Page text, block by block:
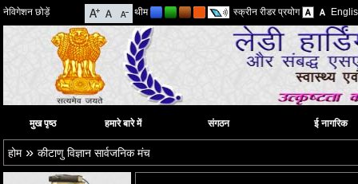
नेविगेशन छोड़ें थीम स्क्रीन रीडर प्रयोग
मुख पृष्ठ हमारे बारे में संगठन ई नागरिक
होम» कीटाणु विज्ञान सार्वजनिक मंच